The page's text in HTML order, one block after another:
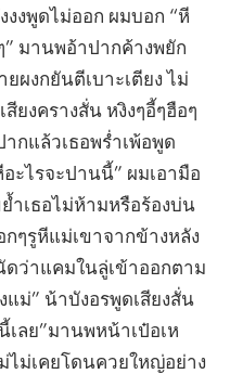
งงพูดไม่ออก ผมบอก “หี
มานพอ้าปากค้างพยัก
ผงกยันตีเบาะเตียง ไม่
ยงครางสั่น หงิงๆอี้ๆฮือๆ
กแล้วเธอพร่ำเพ้อพูด
อะไรจะปานนี้” ผมเอามือ
ำเธอไม่ห้ามหรือร้องบ่น
ๆรูหีแม่เขาจากข้างหลัง
ดว่าแคมในลู่เข้าออกตาม
แม่” น้าบังอรพูดเสียงสั่น
เลย”มานพหน้าเป๋อเห
ไม่เคยโดนควยใหญ่อย่าง